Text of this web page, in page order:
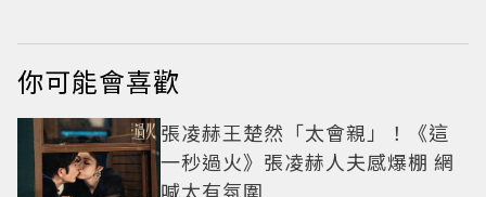
你可能會喜歡
張凌赫王楚然「太會親」！《這
一秒過火》張凌赫人夫感爆棚 網
喊太有氛圍